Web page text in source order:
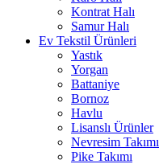
Kontrat Halı
Samur Halı
Ev Tekstil Ürünleri
Yastık
Yorgan
Battaniye
Bornoz
Havlu
Lisanslı Ürünler
Nevresim Takımı
Pike Takımı